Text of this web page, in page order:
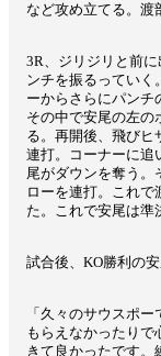
など攻め立てる。渡
3R、ジリジリと前
ンチを振るっていく
ーからさらにパンチ
その中で安尾の左の
る。再開後、飛びヒ
連打。コーナーに追
尾がダウンを奪う。
ローを連打。これで
た。これで安尾は準
試合後、KO勝利の
「久々のサウスポ
もらえなかったり
きて良かったです。